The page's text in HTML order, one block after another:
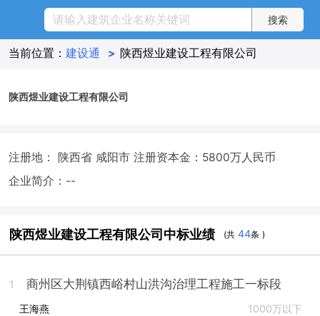
当前位置： 建设通 > 陕西煜业建设工程有限公司
陕西煜业建设工程有限公司
注册地： 陕西省 咸阳市 注册资本金：5800万人民币
企业简介：--
陕西煜业建设工程有限公司中标业绩 (共44条 )
1 商州区大荆镇西峪村山洪沟治理工程施工一标段
王海燕 1000万以下